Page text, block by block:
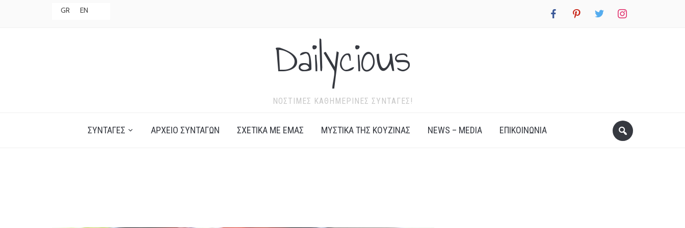
facebook pinterest twitter instagram
GR EN
Dailycious
ΝΌΣΤΙΜΕΣ ΚΑΘΗΜΕΡΙΝΈΣ ΣΥΝΤΑΓΈΣ!
ΣΥΝΤΑΓΈΣ ΑΡΧΕΊΟ ΣΥΝΤΑΓΏΝ ΣΧΕΤΙΚΆ ΜΕ ΕΜΆΣ ΜΥΣΤΙΚΆ ΤΗΣ ΚΟΥΖΊΝΑΣ NEWS – MEDIA ΕΠΙΚΟΙΝΩΝΊΑ